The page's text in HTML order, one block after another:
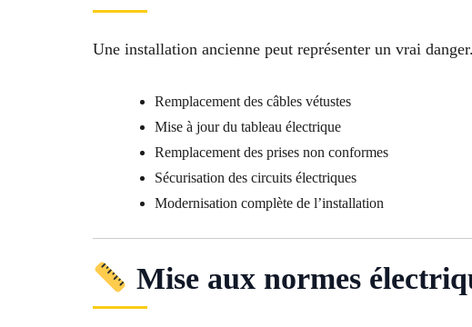
Une installation ancienne peut représenter un vrai
Remplacement des câbles vétustes
Mise à jour du tableau électrique
Remplacement des prises non conformes
Sécurisation des circuits électriques
Modernisation complète de l’installation
Mise aux normes